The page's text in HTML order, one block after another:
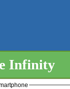
Infinity